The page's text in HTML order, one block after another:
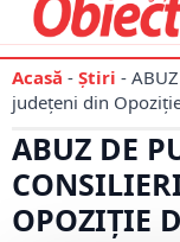
Acasă - Știri -
județeni din
ABUZ DE
OPOZIȚIE